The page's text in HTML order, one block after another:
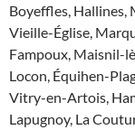
Boyeffles, Hallines,
Vieille-Église,
Fampoux, Maisnil-
Locon, Équihen-
Vitry-en-Artois,
Lapugnoy, La